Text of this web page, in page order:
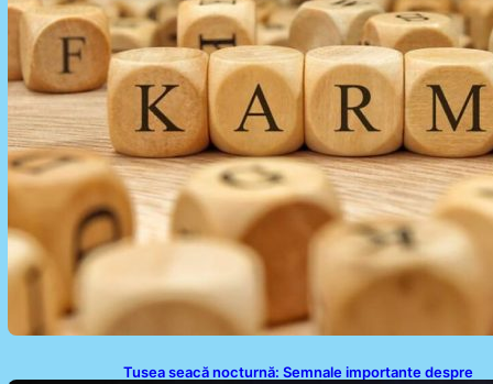
Tusea seacă nocturnă: Semnale importante despre